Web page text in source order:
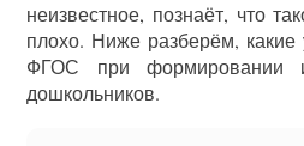
неизвестное, познаёт, что
плохо. Ниже разберём, какие
ФГОС при формировании
дошкольников.